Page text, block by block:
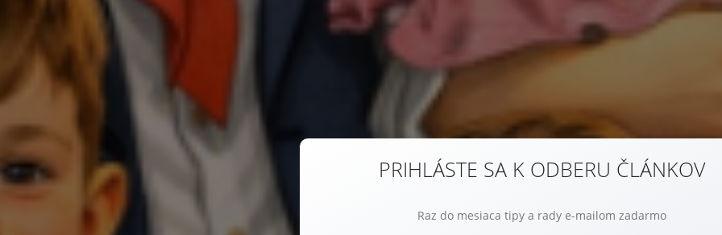
PRIHLÁSTE SA K ODBERU ČLÁNKOV
Raz do mesiaca tipy a rady e-mailom zadarmo